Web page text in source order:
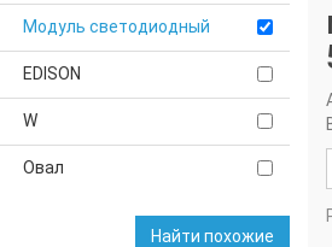
Модуль светодиодный
EDISON
W
Овал
Найти похожие